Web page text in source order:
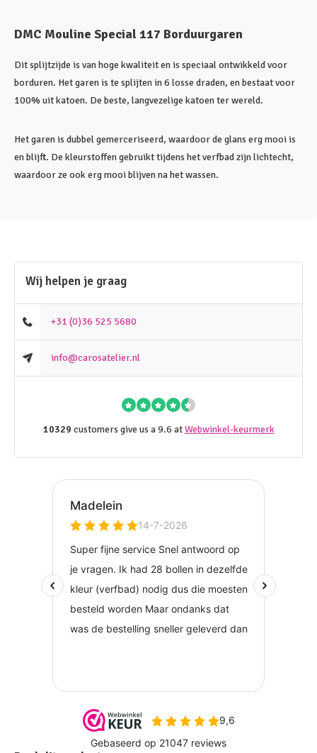
DMC Mouline Special 117 Borduurgaren
Dit splijtzijde is van hoge kwaliteit en is speciaal ontwikkeld voor
borduren. Het garen is te splijten in 6 losse draden, en bestaat voor
100% uit katoen. De beste, langvezelige katoen ter wereld.
Het garen is dubbel gemerceriseerd, waardoor de glans erg mooi is
en blijft. De kleurstoffen gebruikt tijdens het verfbad zijn lichtecht,
waardoor ze ook erg mooi blijven na het wassen.
Wij helpen je graag
+31 (0)36 525 5680
info@carosatelier.nl
10329 customers give us a 9.6 atWebwinkel-keurmerk